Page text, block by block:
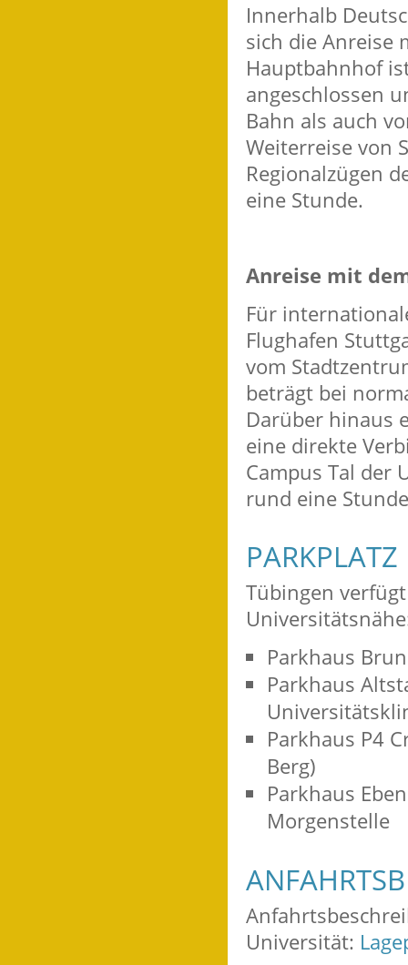
Innerhalb
sich die Anreise
Hauptbahnhof
angeschlossen
Bahn als auch
Weiterreise von
Regionalzügen
eine Stunde.
Anreise mit
Für
Flughafen
vom
beträgt bei
Darüber hinaus
eine direkte
Campus Tal der
rund eine
PARKPLATZ
Tübingen
Parkhaus
Parkhaus
Parkhaus P4
Berg)
Parkhaus
Morgenstelle
Universität: